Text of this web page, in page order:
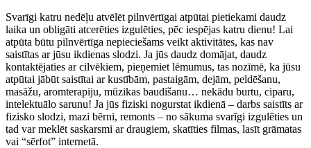
Svarīgi katru nedēļu atvēlēt pilnvērtīgai atpūtai pietiekami daudz
laika un obligāti atcerēties izgulēties, pēc iespējas katru dienu! Lai
atpūta būtu pilnvērtīga nepieciešams veikt aktivitātes, kas nav
saistītas ar jūsu ikdienas slodzi. Ja jūs daudz domājat, daudz
kontaktējaties ar cilvēkiem, pieņemiet lēmumus, tas nozīmē, ka jūsu
atpūtai jābūt saistītai ar kustībām, pastaigām, dejām, peldēšanu,
masāžu, aromterapiju, mūzikas baudīšanu… nekādu burtu, ciparu,
intelektuālo sarunu! Ja jūs fiziski nogurstat ikdienā – darbs saistīts ar
fizisko slodzi, mazi bērni, remonts – no sākuma svarīgi izgulēties un
tad var meklēt saskarsmi ar draugiem, skatīties filmas, lasīt grāmatas
vai “sērfot” internetā.